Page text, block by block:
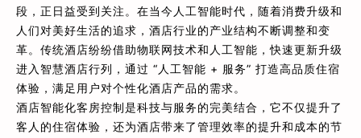
段，正日益受到关注。在当今人工智能时代，随着消费升级和
人们对美好生活的追求，酒店行业的产业结构不断调整和变
革。传统酒店纷纷借助物联网技术和人工智能，快速更新升级
进入智慧酒店行列，通过 “人工智能 + 服务” 打造高品质住宿
体验，满足用户对个性化酒店产品的需求。
酒店智能化客房控制是科技与服务的完美结合，它不仅提升了
客人的住宿体验，还为酒店带来了管理效率的提升和成本的节